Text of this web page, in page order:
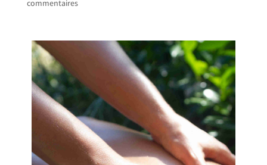
commentaires